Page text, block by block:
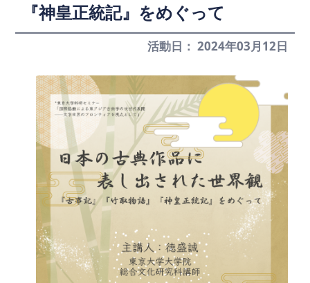
『神皇正統記』をめぐって
活動日： 2024年03月12日